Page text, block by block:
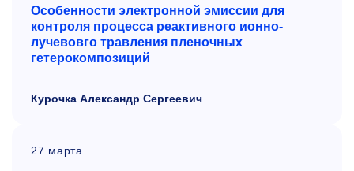
Особенности электронной эмиссии для
контроля процесса реактивного ионно-
лучевовго травления пленочных
гетерокомпозиций
Курочка Александр Сергеевич
27 марта